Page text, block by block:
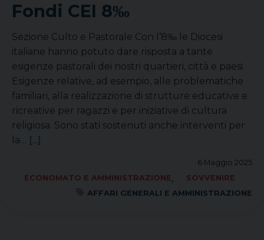
Fondi CEI 8‰
Sezione Culto e Pastorale Con l’8‰ le Diocesi
italiane hanno potuto dare risposta a tante
esigenze pastorali dei nostri quartieri, città e paesi.
Esigenze relative, ad esempio, alle problematiche
familiari, alla realizzazione di strutture educative e
ricreative per ragazzi e per iniziative di cultura
religiosa. Sono stati sostenuti anche interventi per
la… [...]
6 Maggio 2025
ECONOMATO E AMMINISTRAZIONE,
SOVVENIRE
AFFARI GENERALI E AMMINISTRAZIONE